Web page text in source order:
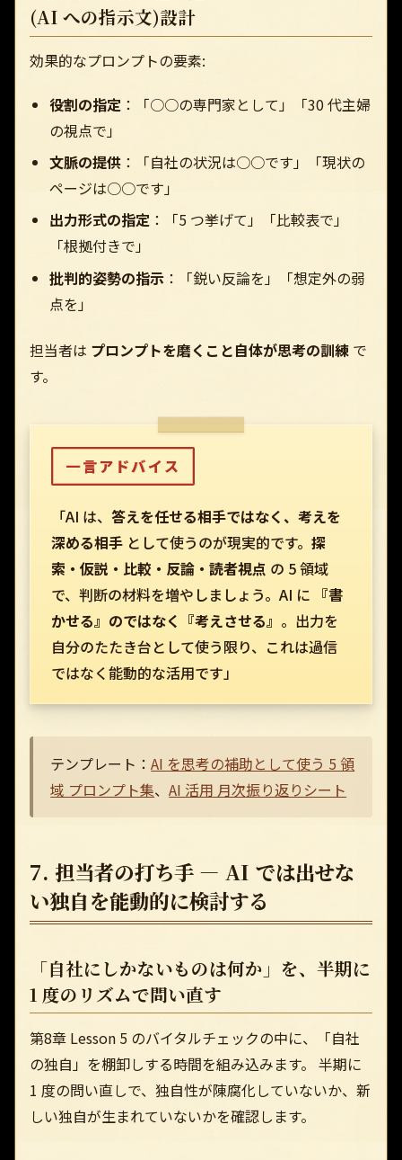
(AI への指示文)設計
効果的なプロンプトの要素:
役割の指定 ：「○○の専門家として」「30 代主婦
の視点で」
文脈の提供 ：「自社の状況は○○です」「現状の
ページは○○です」
出力形式の指定 ：「5 つ挙げて」「比較表で」
「根拠付きで」
批判的姿勢の指示 ：「鋭い反論を」「想定外の弱
点を」
担当者は プロンプトを磨くこと自体が思考の訓練 で
す。
一言アドバイス
「AI は、 答えを任せる相手ではなく、考えを
深める相手 として使うのが現実的です。 探
索・仮説・比較・反論・読者視点 の 5 領域
で、判断の材料を増やしましょう。AI に 『書
かせる』のではなく『考えさせる』 。出力を
自分のたたき台として使う限り、これは過信
ではなく能動的な活用です」
テンプレート：AI を思考の補助として使う 5 領
域 プロンプト集、AI 活用 月次振り返りシート
7. 担当者の打ち手 — AI では出せな
い独自を能動的に検討する
「自社にしかないものは何か」を、半期に
1 度のリズムで問い直す
第8章 Lesson 5 のバイタルチェックの中に、「自社
の独自」を棚卸しする時間を組み込みます。 半期に
1 度の問い直しで、独自性が陳腐化していないか、新
しい独自が生まれていないかを確認します。